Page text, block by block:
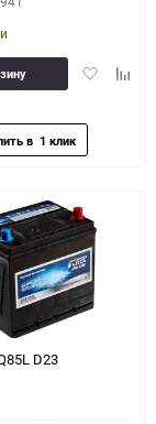
Добавить
D23